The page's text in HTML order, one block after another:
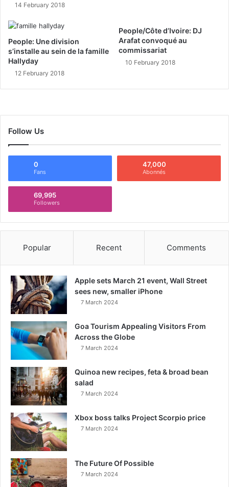
14 February 2018
People: Une division
s’installe au sein de la famille
Hallyday
12 February 2018
People/Côte d’Ivoire: DJ
Arafat convoqué au
commissariat
10 February 2018
Follow Us
0
Fans
47,000
Abonnés
69,995
Followers
Popular Recent Comments
Apple sets March 21 event, Wall Street
sees new, smaller iPhone
7 March 2024
Goa Tourism Appealing Visitors From
Across the Globe
7 March 2024
Quinoa new recipes, feta & broad bean
salad
7 March 2024
Xbox boss talks Project Scorpio price
7 March 2024
The Future Of Possible
7 March 2024